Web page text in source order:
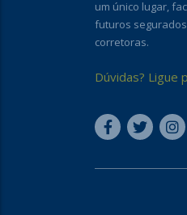
um único lugar,
futuros
corretoras.
Dúvidas? Ligue